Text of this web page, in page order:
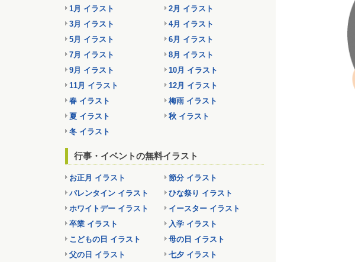
1月 イラスト
2月 イラスト
3月 イラスト
4月 イラスト
5月 イラスト
6月 イラスト
7月 イラスト
8月 イラスト
9月 イラスト
10月 イラスト
11月 イラスト
12月 イラスト
春 イラスト
梅雨 イラスト
夏 イラスト
秋 イラスト
冬 イラスト
行事・イベントの無料イラスト
お正月 イラスト
節分 イラスト
バレンタイン イラスト
ひな祭り イラスト
ホワイトデー イラスト
イースター イラスト
卒業 イラスト
入学 イラスト
こどもの日 イラスト
母の日 イラスト
父の日 イラスト
七夕 イラスト